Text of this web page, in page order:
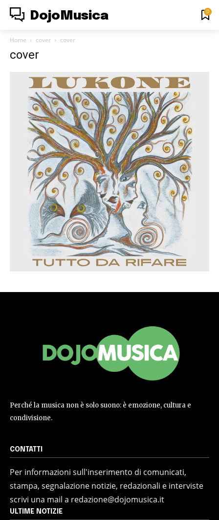
DojoMusica 0
Home cover cover
cover
Perché la musica non è solo suono: è emozione, cultura e
condivisione.
CONTATTI
Per informazioni sull'inserimento di comunicati,
stampa, segnalazione notizie, redazionali e interviste
scrivi una mail a redazione@dojomusica.it
ULTIME NOTIZIE